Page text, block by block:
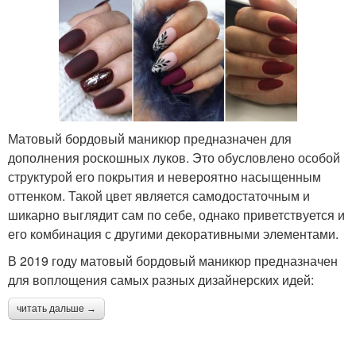
Матовый бордовый маникюр предназначен для
дополнения роскошных луков. Это обусловлено особой
структурой его покрытия и невероятно насыщенным
оттенком. Такой цвет является самодостаточным и
шикарно выглядит сам по себе, однако приветствуется и
его комбинация с другими декоративными элементами.
В 2019 году матовый бордовый маникюр предназначен
для воплощения самых разных дизайнерских идей:
читать дальше →